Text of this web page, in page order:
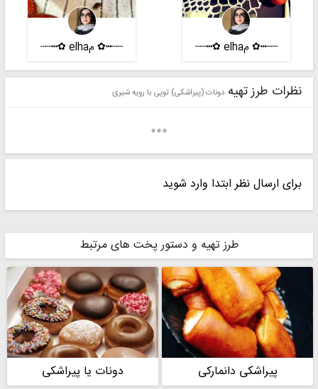
┄┄┅✿ مelha ✿┅┄┄ ┄┄┅✿ مelha ✿┅┄┄
maral farhadi
maral farhadi
farkhonde52
maral farhadi
نظرات طرز تهیه دونات (پیراشکی) توپی با رویه شیری
برای ارسال نظر ابتدا وارد شوید
طرز تهیه و دستور پخت های مرتبط
پیراشکی دانمارکی دونات یا پیراشکی